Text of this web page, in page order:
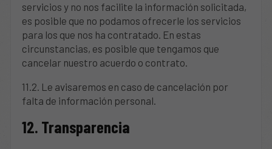
servicios y no nos facilite la información solicitada,
es posible que no podamos ofrecerle los servicios
para los que nos ha contratado. En estas
circunstancias, es posible que tengamos que
cancelar nuestro acuerdo o contrato.
11.2. Le avisaremos en caso de cancelación por
falta de información personal.
12. Transparencia